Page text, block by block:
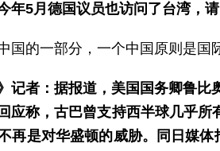
年5月德国议员也访问了台湾，
国的一部分，一个中国原则是
记者：据报道，美国国务卿鲁
应称，古巴曾支持西半球几乎
再是对华盛顿的威胁。同日媒